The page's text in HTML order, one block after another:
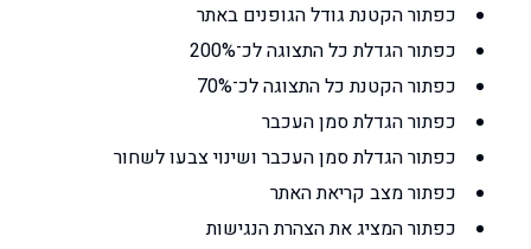
כפתור הקטנת גודל הגופנים באתר
כפתור הגדלת כל התצוגה לכ־200%
כפתור הקטנת כל התצוגה לכ־70%
כפתור הגדלת סמן העכבר
כפתור הגדלת סמן העכבר ושינוי צבעו לשחור
כפתור מצב קריאת האתר
כפתור המציג את הצהרת הנגישות